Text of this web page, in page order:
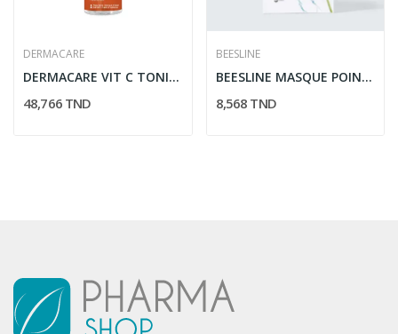
DERMACARE
DERMACARE VIT C TONIQUE DETOX ECLAT 200ML
48,766 TND
BEESLINE
BEESLINE MASQUE POINTS NOIRS
8,568 TND